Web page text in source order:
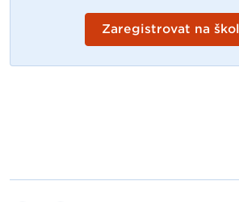
Zaregistrovat na